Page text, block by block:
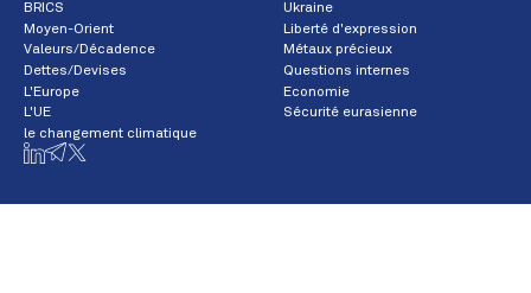
BRICS
Ukraine
Moyen-Orient
Liberté d'expression
Valeurs/Décadence
Métaux précieux
Dettes/Devises
Questions internes
L'Europe
Economie
L'UE
Sécurité eurasienne
le changement climatique